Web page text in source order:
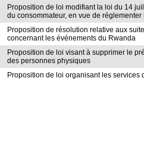
Proposition de loi modifiant la loi du 14
du consommateur, en vue de
Proposition de résolution relative aux
concernant les événements du Rwanda
Proposition de loi visant à supprimer le
des personnes physiques
Proposition de loi organisant les